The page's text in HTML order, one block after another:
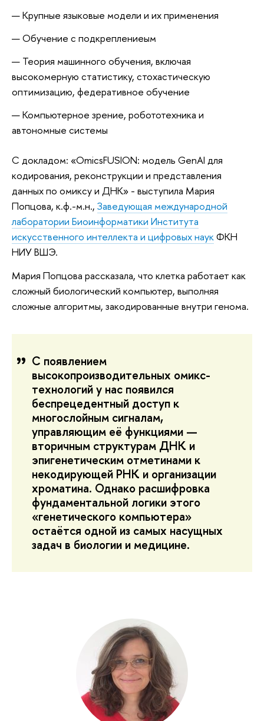
Крупные языковые модели и их применения
Обучение с подкреплениеым
Теория машинного обучения, включая
высокомерную статистику, стохастическую
оптимизацию, федеративное обучение
Компьютерное зрение, робототехника и
автономные системы
С докладом: «OmicsFUSION: модель GenAI для
кодирования, реконструкции и представления
данных по омиксу и ДНК» - выступила Мария
Попцова, к.ф.-м.н., Заведующая международной
лаборатории Биоинформатики Института
искусственного интеллекта и цифровых наукФКН
НИУ ВШЭ.
Мария Попцова рассказала, что клетка работает как
сложный биологический компьютер, выполняя
сложные алгоритмы, закодированные внутри генома.
С появлением
высокопроизводительных омикс-
технологий у нас появился
беспрецедентный доступ к
многослойным сигналам,
управляющим её функциями —
вторичным структурам ДНК и
эпигенетическим отметинами к
некодирующей РНК и организации
хроматина. Однако расшифровка
фундаментальной логики этого
«генетического компьютера»
остаётся одной из самых насущных
задач в биологии и медицине.